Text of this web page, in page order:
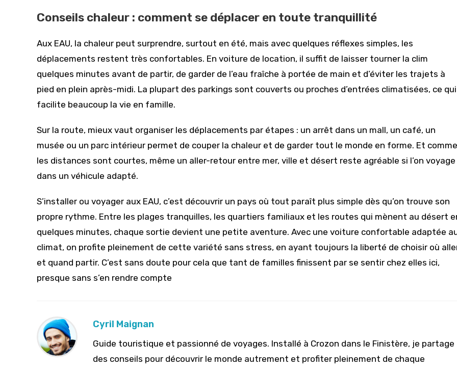
Conseils chaleur : comment se déplacer en toute tranquillité
Aux EAU, la chaleur peut surprendre, surtout en été, mais avec quelques réflexes simples, les
déplacements restent très confortables. En voiture de location, il suffit de laisser tourner la clim
quelques minutes avant de partir, de garder de l’eau fraîche à portée de main et d’éviter les trajets à
pied en plein après-midi. La plupart des parkings sont couverts ou proches d’entrées climatisées, ce qui
facilite beaucoup la vie en famille.
Sur la route, mieux vaut organiser les déplacements par étapes : un arrêt dans un mall, un café, un
musée ou un parc intérieur permet de couper la chaleur et de garder tout le monde en forme. Et comme
les distances sont courtes, même un aller-retour entre mer, ville et désert reste agréable si l’on voyage
dans un véhicule adapté.
S’installer ou voyager aux EAU, c’est découvrir un pays où tout paraît plus simple dès qu’on trouve son
propre rythme. Entre les plages tranquilles, les quartiers familiaux et les routes qui mènent au désert
quelques minutes, chaque sortie devient une petite aventure. Avec une voiture confortable adaptée
climat, on profite pleinement de cette variété sans stress, en ayant toujours la liberté de choisir où
et quand partir. C’est sans doute pour cela que tant de familles finissent par se sentir chez elles ici,
presque sans s’en rendre compte
Cyril Maignan
Guide touristique et passionné de voyages. Installé à Crozon dans le Finistère, je partage
des conseils pour découvrir le monde autrement et profiter pleinement de chaque